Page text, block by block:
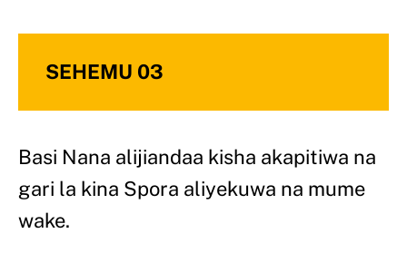
SEHEMU 03
Basi Nana alijiandaa kisha akapitiwa na
gari la kina Spora aliyekuwa na mume
wake.